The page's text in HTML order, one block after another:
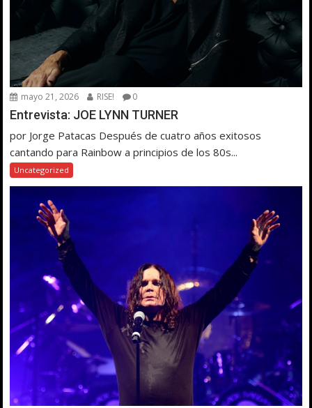
mayo 21, 2026 RISE! 0
Entrevista: JOE LYNN TURNER
por Jorge Patacas Después de cuatro años exitosos
cantando para Rainbow a principios de los 80s...
Uncategorized